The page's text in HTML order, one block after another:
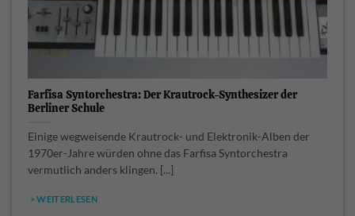
Farfisa Syntorchestra: Der Krautrock-Synthesizer der
Berliner Schule
Einige wegweisende Krautrock- und Elektronik-Alben der
1970er-Jahre würden ohne das Farfisa Syntorchestra
vermutlich anders klingen. [...]
> WEITERLESEN